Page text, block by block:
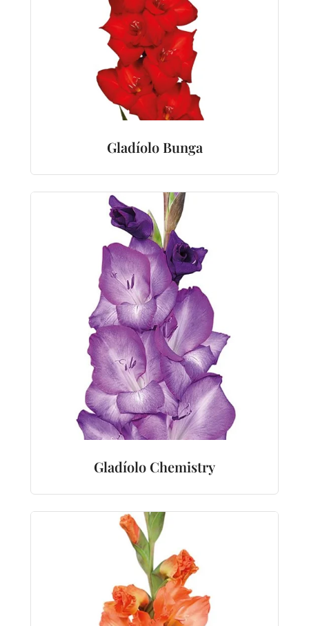
Gladíolo Bunga
Gladíolo Chemistry